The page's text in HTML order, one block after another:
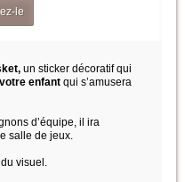
le
un sticker décoratif qui
enfant qui s’amusera
d’équipe, il ira
salle de jeux.
visuel.